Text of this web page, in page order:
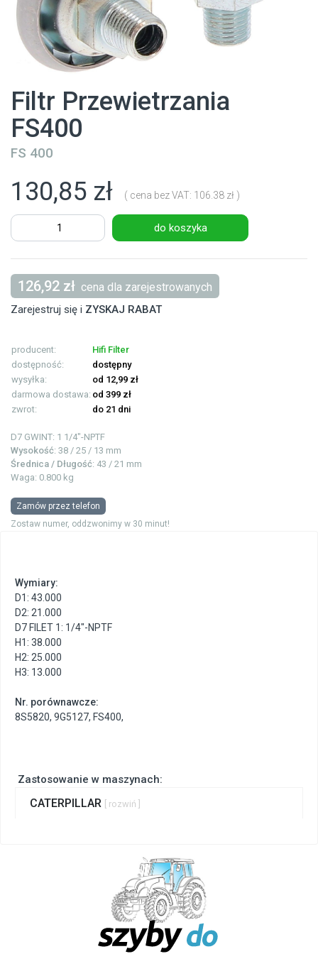
Filtr Przewietrzania
FS400
FS 400
130,85 zł ( cena bez VAT: 106.38 zł )
do koszyka
126,92 zł cena dla zarejestrowanych
Zarejestruj się i ZYSKAJ RABAT
producent:
Hifi Filter
dostępność:
dostępny
wysyłka:
od 12,99 zł
darmowa dostawa: od 399 zł
zwrot:
do 21 dni
D7 GWINT: 1 1/4"-NPTF
Wysokość: 38 / 25 / 13 mm
Średnica / Długość: 43 / 21 mm
Waga: 0.800 kg
Zamów przez telefon
Zostaw numer, oddzwonimy w 30 minut!
Zastosowanie w maszynach:
CATERPILLAR [ rozwiń ]
Wymiary:
D1: 43.000
D2: 21.000
D7 FILET 1: 1/4"-NPTF
H1: 38.000
H2: 25.000
H3: 13.000
Nr. porównawcze:
8S5820, 9G5127, FS400,